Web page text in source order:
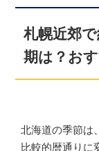
札幌近郊
期は？お
北海道の季節は、
比較的暦通りに